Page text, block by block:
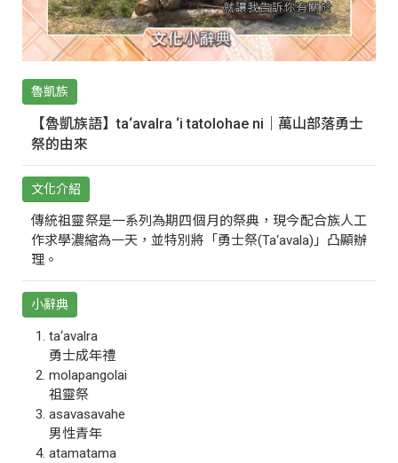
魯凱族
【魯凱族語】ta‘avalra ‘i tatolohae ni｜萬山部落勇士
祭的由來
文化介紹
傳統祖靈祭是一系列為期四個月的祭典，現今配合族人工
作求學濃縮為一天，並特別將「勇士祭(Ta‘avala)」凸顯辦
理。
小辭典
ta‘avalra
勇士成年禮
molapangolai
祖靈祭
asavasavahe
男性青年
atamatama